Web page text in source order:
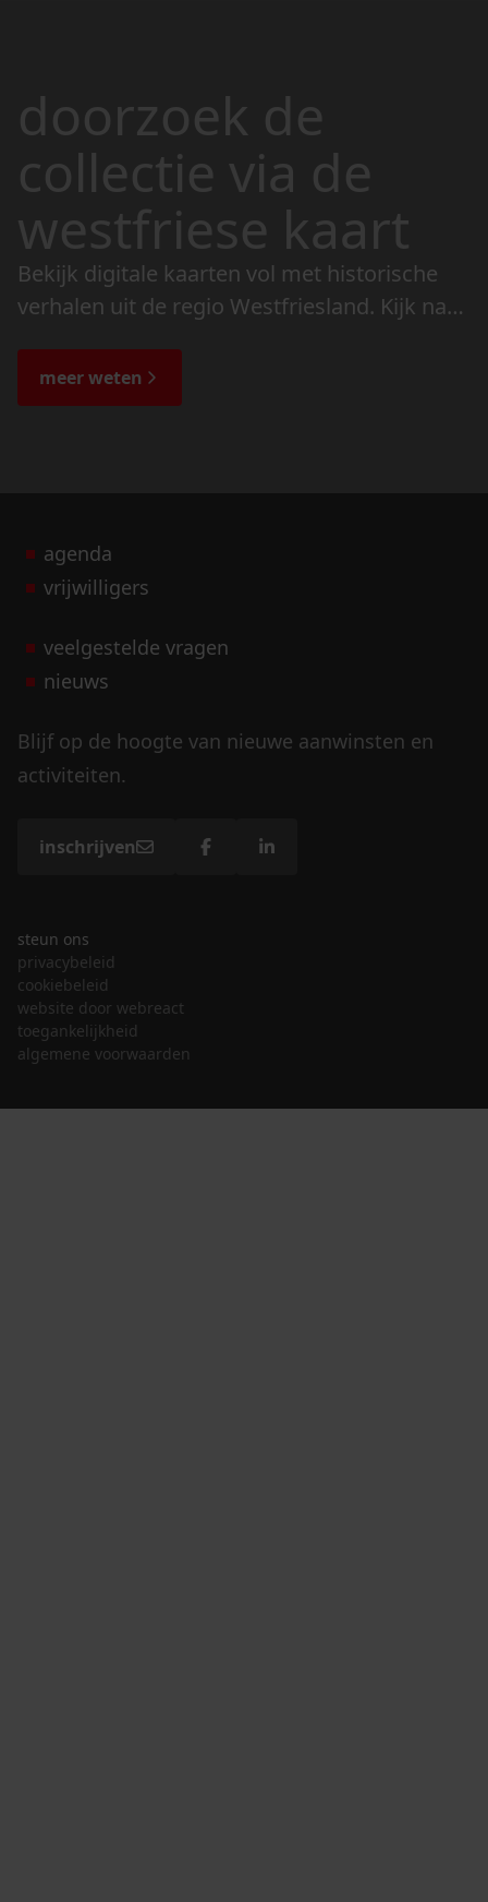
doorzoek de
collectie via de
westfriese kaart
Bekijk digitale kaarten vol met historische
verhalen uit de regio Westfriesland. Kijk naar
de bijzondere verhalen.
meer weten
agenda
vrijwilligers
veelgestelde vragen
nieuws
Blijf op de hoogte van nieuwe aanwinsten en
activiteiten.
inschrijven
steun ons
privacybeleid
cookiebeleid
website door webreact
toegankelijkheid
algemene voorwaarden